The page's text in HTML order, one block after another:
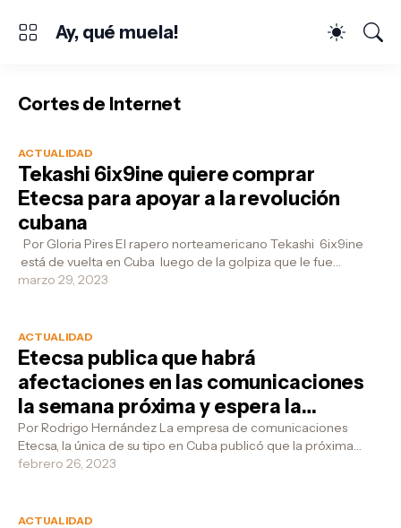
Ay, qué muela!
Cortes de Internet
ACTUALIDAD
Tekashi 6ix9ine quiere comprar
Etecsa para apoyar a la revolución
cubana
Por Gloria Pires El rapero norteamericano Tekashi 6ix9ine
está de vuelta en Cuba luego de la golpiza que le fue
proporcionada en una d...
marzo 29, 2023
ACTUALIDAD
Etecsa publica que habrá
afectaciones en las comunicaciones
la semana próxima y espera la
comprensión de sus clientes
Por Rodrigo Hernández La empresa de comunicaciones
Etecsa, la única de su tipo en Cuba publicó que la próxima
semana habrá más afectacione...
febrero 26, 2023
ACTUALIDAD